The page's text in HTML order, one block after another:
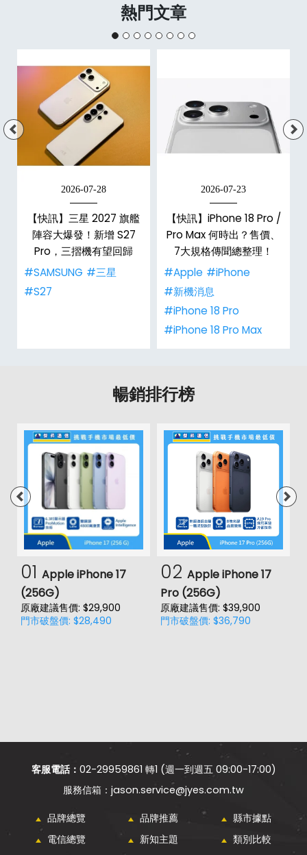
熱門文章
2026-07-28
【快訊】三星 2027 旗艦
陣容大爆發！新增 S27
Pro，三摺機有望回歸
#SAMSUNG #三星
#S27
2026-07-23
【快訊】iPhone 18 Pro /
Pro Max 何時出？售價、
7大規格傳聞總整理！
#Apple #iPhone
#新機消息
#iPhone 18 Pro
#iPhone 18 Pro Max
暢銷排行榜
01 Apple iPhone 17
(256G)
原廠建議售價: $29,900
門市破盤價: $28,490
02 Apple iPhone 17
Pro (256G)
原廠建議售價: $39,900
門市破盤價: $36,790
客服電話： 02-29959861 轉1 (週一到週五 09:00-17:00)
jason.service@jyes.com.tw
品牌總覽 品牌推薦
縣市據點
電信總覽
新知主題
類別比較